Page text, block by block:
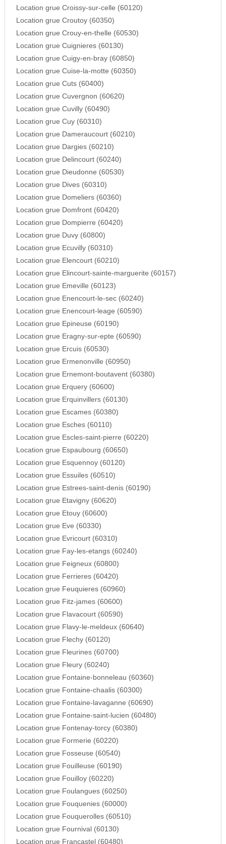
Location grue Croissy-sur-celle (60120)
Location grue Croutoy (60350)
Location grue Crouy-en-thelle (60530)
Location grue Cuignieres (60130)
Location grue Cuigy-en-bray (60850)
Location grue Cuise-la-motte (60350)
Location grue Cuts (60400)
Location grue Cuvergnon (60620)
Location grue Cuvilly (60490)
Location grue Cuy (60310)
Location grue Dameraucourt (60210)
Location grue Dargies (60210)
Location grue Delincourt (60240)
Location grue Dieudonne (60530)
Location grue Dives (60310)
Location grue Domeliers (60360)
Location grue Domfront (60420)
Location grue Dompierre (60420)
Location grue Duvy (60800)
Location grue Ecuvilly (60310)
Location grue Elencourt (60210)
Location grue Elincourt-sainte-marguerite (60157)
Location grue Emeville (60123)
Location grue Enencourt-le-sec (60240)
Location grue Enencourt-leage (60590)
Location grue Epineuse (60190)
Location grue Eragny-sur-epte (60590)
Location grue Ercuis (60530)
Location grue Ermenonville (60950)
Location grue Ernemont-boutavent (60380)
Location grue Erquery (60600)
Location grue Erquinvillers (60130)
Location grue Escames (60380)
Location grue Esches (60110)
Location grue Escles-saint-pierre (60220)
Location grue Espaubourg (60650)
Location grue Esquennoy (60120)
Location grue Essuiles (60510)
Location grue Estrees-saint-denis (60190)
Location grue Etavigny (60620)
Location grue Etouy (60600)
Location grue Eve (60330)
Location grue Evricourt (60310)
Location grue Fay-les-etangs (60240)
Location grue Feigneux (60800)
Location grue Ferrieres (60420)
Location grue Feuquieres (60960)
Location grue Fitz-james (60600)
Location grue Flavacourt (60590)
Location grue Flavy-le-meldeux (60640)
Location grue Flechy (60120)
Location grue Fleurines (60700)
Location grue Fleury (60240)
Location grue Fontaine-bonneleau (60360)
Location grue Fontaine-chaalis (60300)
Location grue Fontaine-lavaganne (60690)
Location grue Fontaine-saint-lucien (60480)
Location grue Fontenay-torcy (60380)
Location grue Formerie (60220)
Location grue Fosseuse (60540)
Location grue Fouilleuse (60190)
Location grue Fouilloy (60220)
Location grue Foulangues (60250)
Location grue Fouquenies (60000)
Location grue Fouquerolles (60510)
Location grue Fournival (60130)
Location grue Francastel (60480)